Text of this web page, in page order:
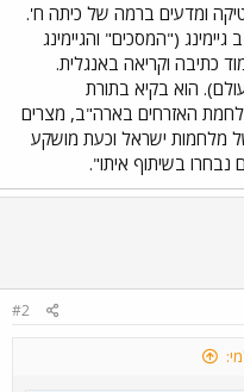
ומדעים ברמה של כיתה ח'.
("המסכים" והגיימינג
כתיבה וקריאה באנגלית.
הוא בקיא בתורת
האזרחים בארה"ב, מצרים
מלחמות ישראל וכעת מושקע
נבחרו בשיתוף איתו".
#2